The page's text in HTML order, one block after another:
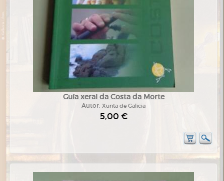
Guía xeral da Costa da Morte
Autor: Xunta de Galicia
5,00 €